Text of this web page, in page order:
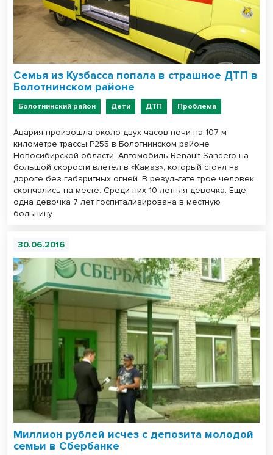
Семья из Кузбасса попала в страшное ДТП в
Болотнинском районе
Болотнинский район Дети ДТП Проблема
Авария произошла около двух часов ночи на 107-м
километре трассы Р255 в Болотнинском районе
Новосибирской области. Автомобиль Renault Sandero на
большой скорости влетел в «Камаз», который стоял на
дороге без габаритных огней. В результате трое человек
скончались на месте. Среди них 10-летняя девочка. Еще
одна девочка 7 лет госпитализирована в местную
больницу.
30.06.2016
Миллион рублей исчез с депозита молодой
семьи в Сбербанке